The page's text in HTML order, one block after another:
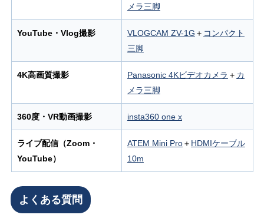
メラ三脚
YouTube・Vlog撮影 VLOGCAM ZV-1G ＋ コンパクト
三脚
4K高画質撮影 Panasonic 4Kビデオカメラ ＋ カ
メラ三脚
360度・VR動画撮影 insta360 one x
ライブ配信（Zoom・
YouTube）
ATEM Mini Pro＋ HDMIケーブル
10m
よくある質問